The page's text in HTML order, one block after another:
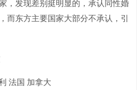
，发现差别挺明显的，承认同性婚
而东方主要国家大部分不承认，引
法国 加拿大